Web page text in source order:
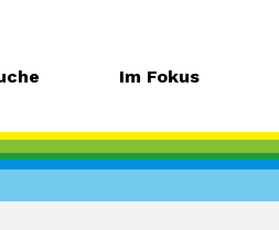
Im Fokus